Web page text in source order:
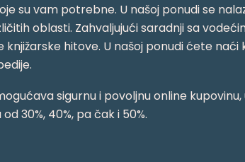
su vam potrebne. U našoj ponudi se
oblasti. Zahvaljujući saradnji sa
knjižarske hitove. U našoj ponudi ćete
sigurnu i povoljnu online
30%, 40%, pa čak i 50%.